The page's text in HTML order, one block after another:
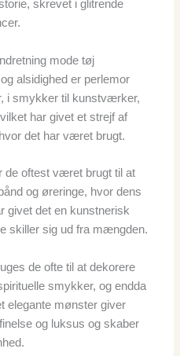
skrevet i glitrende
mode tøj
alsidighed er perlemor
i smykker til kunstværker,
har givet et strejf af
det har været brugt.
de oftest været brugt til at
og øreringe, hvor dens
givet det en kunstnerisk
skiller sig ud fra mængden.
de ofte til at dekorere
smykker, og endda
elegante mønster giver
og luksus og skaber